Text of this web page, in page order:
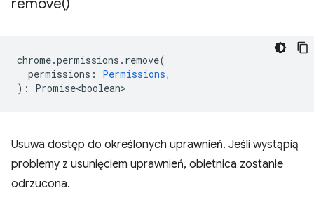
remove()
chrome.permissions . remove(
permissions : Permissions,
) : Promise<boolean>
Usuwa dostęp do określonych uprawnień. Jeśli wystąpią
problemy z usunięciem uprawnień, obietnica zostanie
odrzucona.